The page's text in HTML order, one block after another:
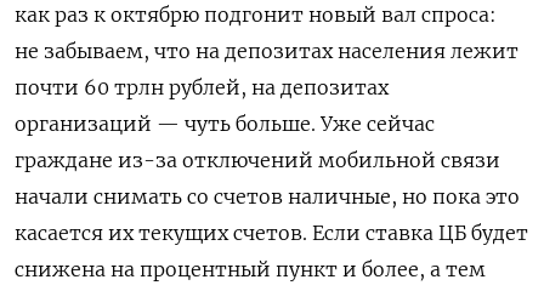
как раз к октябрю подгонит новый вал спроса:
не забываем, что на депозитах населения лежит
почти 60 трлн рублей, на депозитах
организаций — чуть больше. Уже сейчас
граждане из-за отключений мобильной связи
начали снимать со счетов наличные, но пока это
касается их текущих счетов. Если ставка ЦБ будет
снижена на процентный пункт и более, а тем